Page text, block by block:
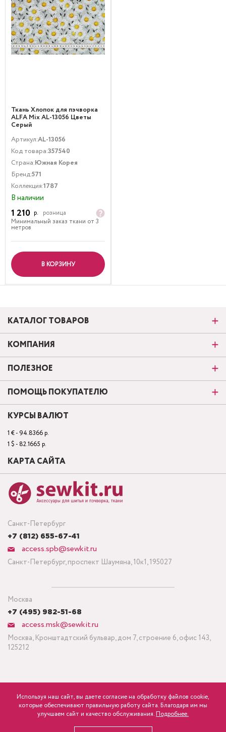
р. розница Минимальный заказ ткани от 3 метров
Ткань Хлопок для пэчворка
ALFA Mix AL-13056 Цветы
Серый
Артикул:AL-13056
Код товара:357540
Страна:Южная Корея
Бренд:571
Коллекция:1787
В наличии
1 210 р.
розница
Минимальный заказ ткани от 3
метров
В КОРЗИНУ
Санкт-Петербург
+7 (812) 655-67-41
access.spb@sewkit.ru
Санкт-Петербург, проспект Шаумяна, 10к1, 195027
Москва
+7 (495) 982-51-68
access.msk@sewkit.ru
Москва, Кронштадтский бульвар, дом 7, строение 6, офис 143,
125212
КАТАЛОГ ТОВАРОВ
КОМПАНИЯ
ПОЛЕЗНОЕ
ПОМОЩЬ ПОКУПАТЕЛЮ
КУРСЫ ВАЛЮТ
1 € - 94.8366 р.
1 $ - 82.1665 р.
КАРТА САЙТА
Политика конфиденциальности
ПОДПИСАТЬСЯ НА НОВОСТИ
Используя наш сайт, вы даете согласие на обработку файлов cookie,
которые обеспечивают правильную работу сайта. Благодаря им мы
улучшаем сайт и качество обслуживания. Подробнее.